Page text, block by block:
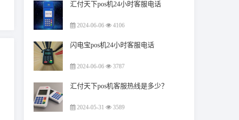
汇付天下pos机24小时客服电话
2024-06-06 4106
闪电宝pos机24小时客服电话
2024-06-06 3787
汇付天下pos机客服热线是多少？
2024-05-31 3589